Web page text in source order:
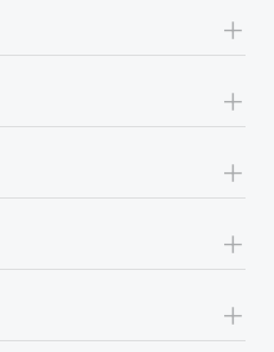
+
+
+
+
+